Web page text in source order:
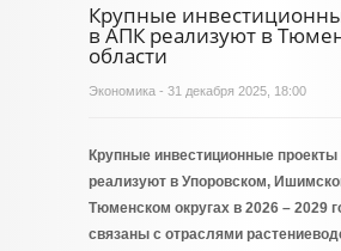
Крупные
в АПК реализуют в
области
Экономика - 31 декабря 2025, 18:00
Крупные инвестиционные
реализуют в Упоровском,
Тюменском округах в 2026 – 2029
связаны с отраслями